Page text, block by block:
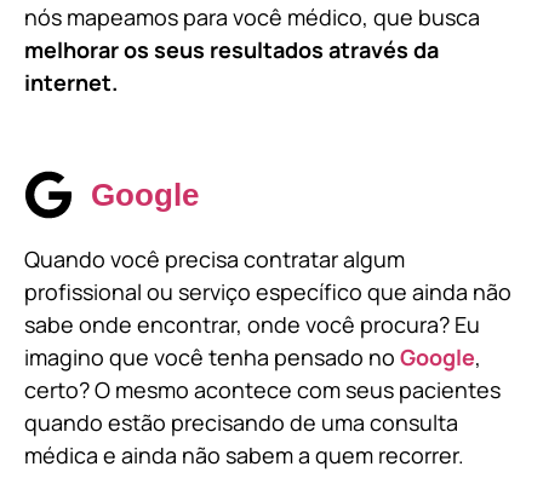
nós mapeamos para você médico, que busca
melhorar os seus resultados através da
internet.
Google
Quando você precisa contratar algum
profissional ou serviço específico que ainda não
sabe onde encontrar, onde você procura? Eu
imagino que você tenha pensado no Google,
certo? O mesmo acontece com seus pacientes
quando estão precisando de uma consulta
médica e ainda não sabem a quem recorrer.